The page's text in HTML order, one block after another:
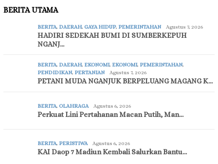
BERITA UTAMA
BERITA, DAERAH, GAYA HIDUP, PEMERINTAHAN Agustus 7, 2026
HADIRI SEDEKAH BUMI DI SUMBERKEPUH
NGANJ…
BERITA, DAERAH, EKONOMI, EKONOMI, PEMERINTAHAN,
PENDIDIKAN, PERTANIAN Agustus 7, 2026
PETANI MUDA NGANJUK BERPELUANG MAGANG K…
BERITA, OLAHRAGA Agustus 6, 2026
Perkuat Lini Pertahanan Macan Putih, Man…
BERITA, PERISTIWA Agustus 6, 2026
KAI Daop 7 Madiun Kembali Salurkan Bantu…